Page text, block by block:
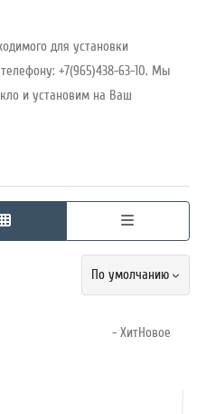
для установки
+7(965)438-63-10. Мы
и установим на Ваш
По умолчанию
- ХитНовое